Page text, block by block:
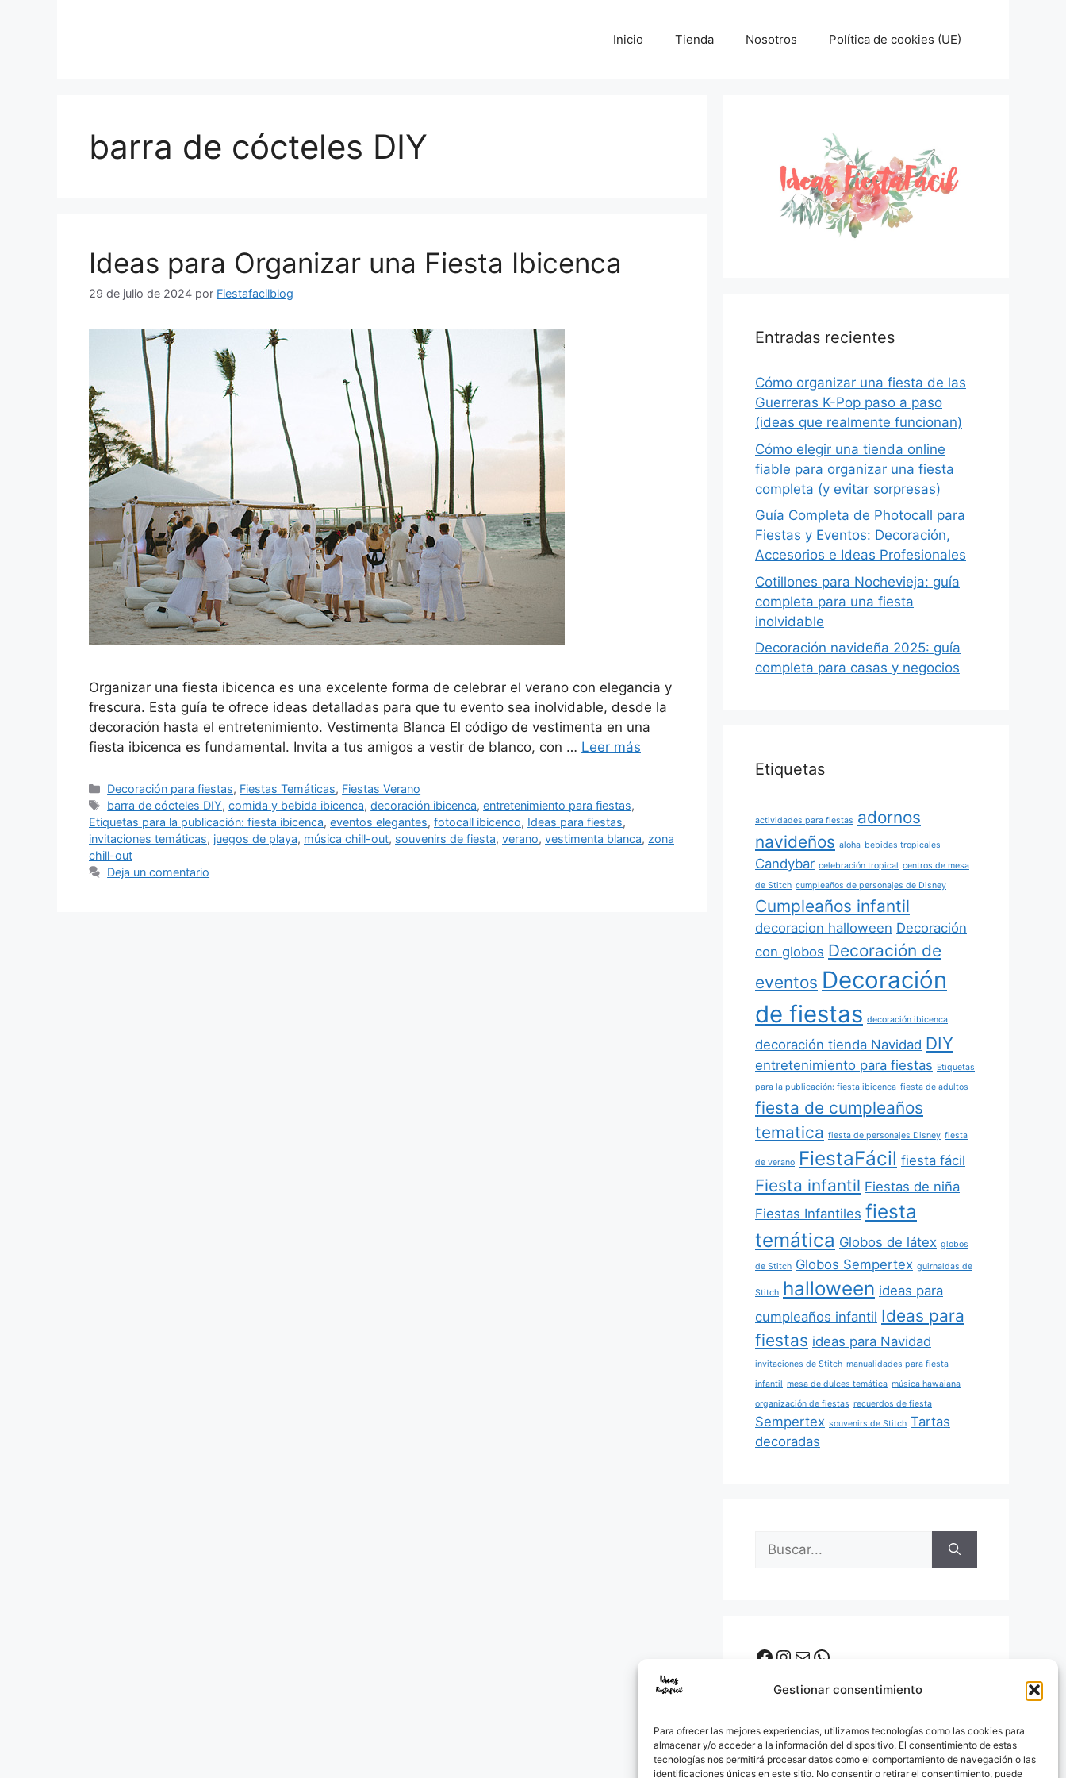
Gestionar consentimiento
Para ofrecer las mejores experiencias, utilizamos tecnologías como las cookies para
almacenar y/o acceder a la información del dispositivo. El consentimiento de estas
tecnologías nos permitirá procesar datos como el comportamiento de navegación o las
identificaciones únicas en este sitio. No consentir o retirar el consentimiento, puede
Inicio Tienda Nosotros Política de cookies (UE)
barra de cócteles DIY
Ideas para Organizar una Fiesta Ibicenca
29 de julio de 2024 por Fiestafacilblog
Organizar una fiesta ibicenca es una excelente forma de celebrar el verano con elegancia y
frescura. Esta guía te ofrece ideas detalladas para que tu evento sea inolvidable, desde la
decoración hasta el entretenimiento. Vestimenta Blanca El código de vestimenta en una
fiesta ibicenca es fundamental. Invita a tus amigos a vestir de blanco, con … Leer más
Categorías
Decoración para fiestas, Fiestas Temáticas, Fiestas Verano
Etiquetas
barra de cócteles DIY,comida y bebida ibicenca,decoración ibicenca,entretenimiento para fiestas,
Etiquetas para la publicación: fiesta ibicenca, eventos elegantes, fotocall ibicenco, Ideas para fiestas,
invitaciones temáticas, juegos de playa, música chill-out, souvenirs de fiesta, verano, vestimenta blanca, zona
chill-out
Deja un comentario
Entradas recientes
Cómo organizar una fiesta de las
Guerreras K-Pop paso a paso
(ideas que realmente funcionan)
Cómo elegir una tienda online
fiable para organizar una fiesta
completa (y evitar sorpresas)
Guía Completa de Photocall para
Fiestas y Eventos: Decoración,
Accesorios e Ideas Profesionales
Cotillones para Nochevieja: guía
completa para una fiesta
inolvidable
Decoración navideña 2025: guía
completa para casas y negocios
Etiquetas
actividades para fiestas adornos
navideños aloha bebidas tropicales
Candybar celebración tropical centros de mesa
de Stitch cumpleaños de personajes de Disney
Cumpleaños infantil
decoracion halloween Decoración
con globos Decoración de
eventos Decoración
de fiestas decoración ibicenca
decoración tienda Navidad DIY
entretenimiento para fiestas Etiquetas
para la publicación: fiesta ibicenca fiesta de adultos
fiesta de cumpleaños
tematica fiesta de personajes Disney fiesta
de verano FiestaFácil fiesta fácil
Fiesta infantil Fiestas de niña
Fiestas Infantiles fiesta
temática Globos de látex globos
de Stitch Globos Sempertex guirnaldas de
Stitch halloween ideas para
cumpleaños infantil Ideas para
fiestas ideas para Navidad
invitaciones de Stitch manualidades para fiesta
infantil mesa de dulces temática música hawaiana
organización de fiestas recuerdos de fiesta
Sempertex souvenirs de Stitch Tartas
decoradas
Buscar:
Facebook
Instagram
Correo electrónico
WhatsApp
Ver la tienda Online